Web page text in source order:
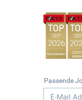
Passende